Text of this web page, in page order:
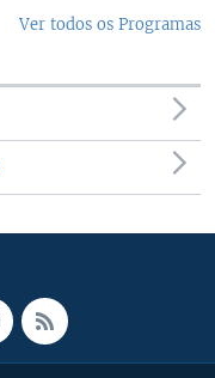
Ver todos os Programas